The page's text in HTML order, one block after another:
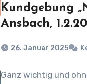
Kundgebung
Ansbach,
26. Januar 2025
Ganz wichtig und